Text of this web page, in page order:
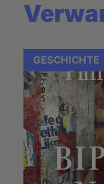
GESCHICHTE